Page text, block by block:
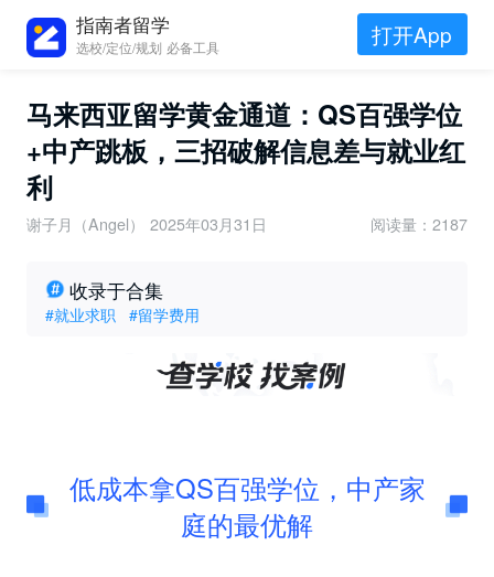
指南者留学
选校/定位/规划 必备工具 打开App
马来西亚留学黄金通道：QS百强学位
+中产跳板，三招破解信息差与就业红
利
谢子月（Angel） 2025年03月31日 阅读量：2187
收录于合集
#就业求职 #留学费用
低成本拿QS百强学位，中产家
庭的最优解